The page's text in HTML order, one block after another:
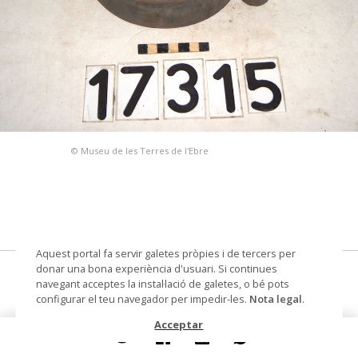
© Museu de les Terres de l'Ebre
corretja de transmissió
Materials i tècniques ferro
Aquest portal fa servir galetes pròpies i de tercers per
donar una bona experiència d'usuari. Si continues
navegant acceptes la instal·lació de galetes, o bé pots
configurar el teu navegador per impedir-les. Nota legal.
Acceptar